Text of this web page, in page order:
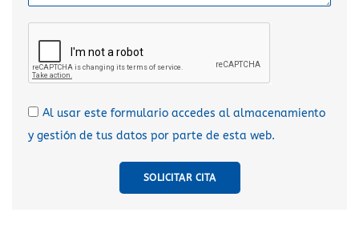
Al usar este formulario accedes al almacenamiento
y gestión de tus datos por parte de esta web.
SOLICITAR CITA